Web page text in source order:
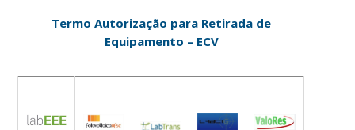
Termo Autorização para Retirada de
Equipamento – ECV